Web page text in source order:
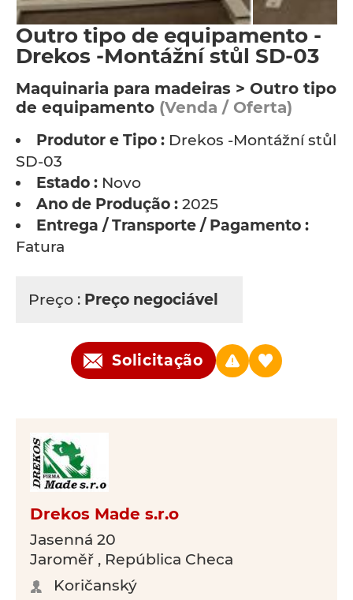
Outro tipo de equipamento -
Drekos -Montážní stůl SD-03
Maquinaria para madeiras > Outro tipo
de equipamento (Venda / Oferta)
Produtor e Tipo : Drekos -Montážní stůl
SD-03
Estado : Novo
Ano de Produção : 2025
Entrega / Transporte / Pagamento :
Fatura
Preço : Preço negociável
Solicitação
Drekos Made s.r.o
Jasenná 20
Jaroměř , República Checa
Koričanský